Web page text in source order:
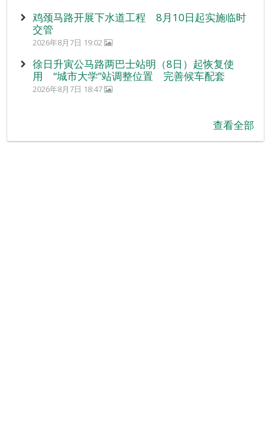
鸡颈马路开展下水道工程 8月10日起实施临时
交管
2026年8月7日 19:02
徐日升寅公马路两巴士站明（8日）起恢复使
用 “城市大学”站调整位置 完善候车配套
2026年8月7日 18:47
查看全部